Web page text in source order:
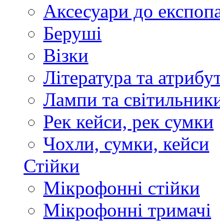
Аксесуари до
Беруші
Візки
Література та
Лампи та
Рек кейси, рек сумки
Чохли, сумки, кейси
Стійки
Мікрофонні стійки
Мікрофонні тримачі